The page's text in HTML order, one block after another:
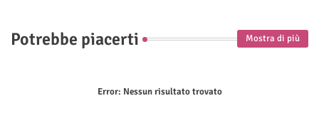
Potrebbe piacerti Mostra di più
Error: Nessun risultato trovato